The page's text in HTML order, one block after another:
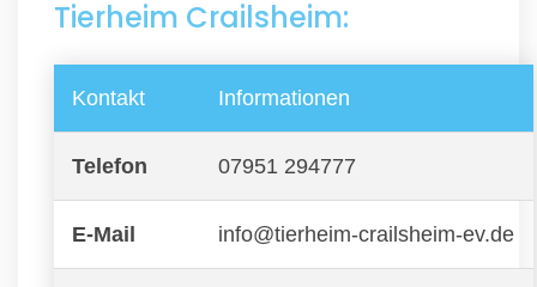
Tierheim Crailsheim:
Kontakt Informationen
Telefon 07951 294777
E-Mail info@tierheim-crailsheim-ev.de